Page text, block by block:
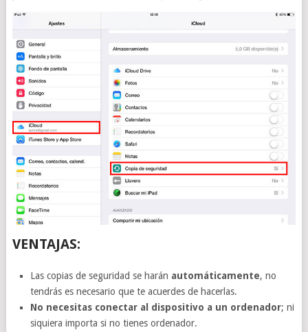
VENTAJAS:
Las copias de seguridad se harán automáticamente, no
tendrás es necesario que te acuerdes de hacerlas.
No necesitas conectar al dispositivo a un ordenador; ni
siquiera importa si no tienes ordenador.